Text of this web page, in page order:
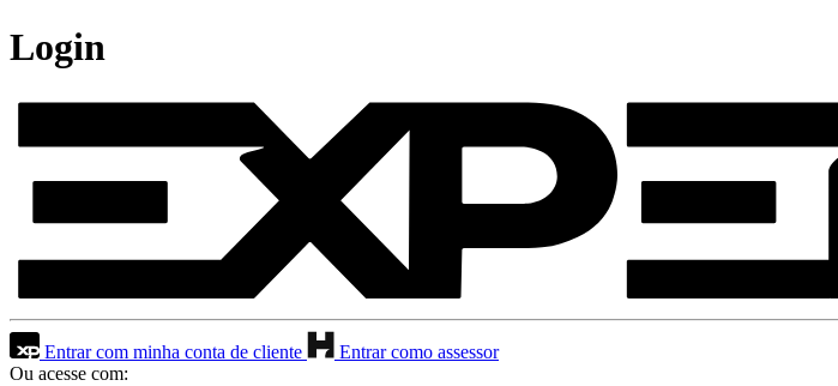
Login
Entrar com minha conta de cliente
Entrar como assessor
Ou acesse com: